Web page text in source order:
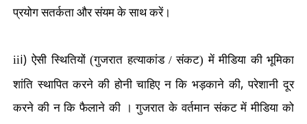
प्रयोग सतर्कता और संयम के साथ करें।
iii)ऐसी स्थितियों (गुजरात हत्याकांड / संकट) में मीडिया की भूमिका
शांति स्थापित करने की होनी चाहिए न कि भड़काने की,परेशानी दूर
करने की न कि फैलाने की । गुजरात के वर्तमान संकट में मीडिया को